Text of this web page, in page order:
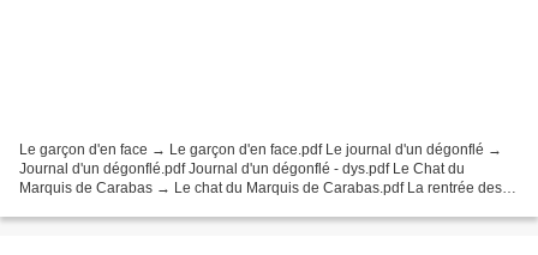
Le garçon d'en face → Le garçon d'en face.pdf Le journal d'un dégonflé →
Journal d'un dégonflé.pdf Journal d'un dégonflé - dys.pdf Le Chat du
Marquis de Carabas → Le chat du Marquis de Carabas.pdf La rentrée des